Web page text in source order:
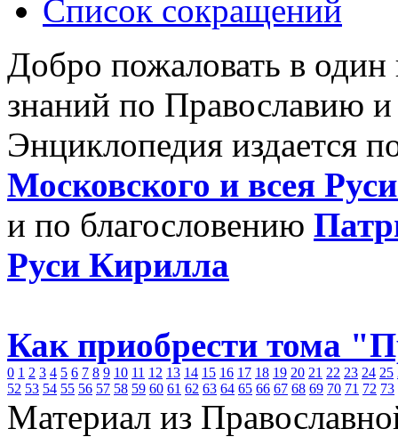
Список сокращений
Добро пожаловать в
знаний по Православию
Энциклопедия издается
Московского и всея
и по благословению
Руси Кирилла
Как приобрести тома
0 1 2 3 4 5 6 7 8 9 10 11 12 13 14 15 16 17 18 19 20 21 22 23 24 25
52 53 54 55 56 57 58 59 60 61 62 63 64 65 66 67 68 69 70 71 72 73
Материал из